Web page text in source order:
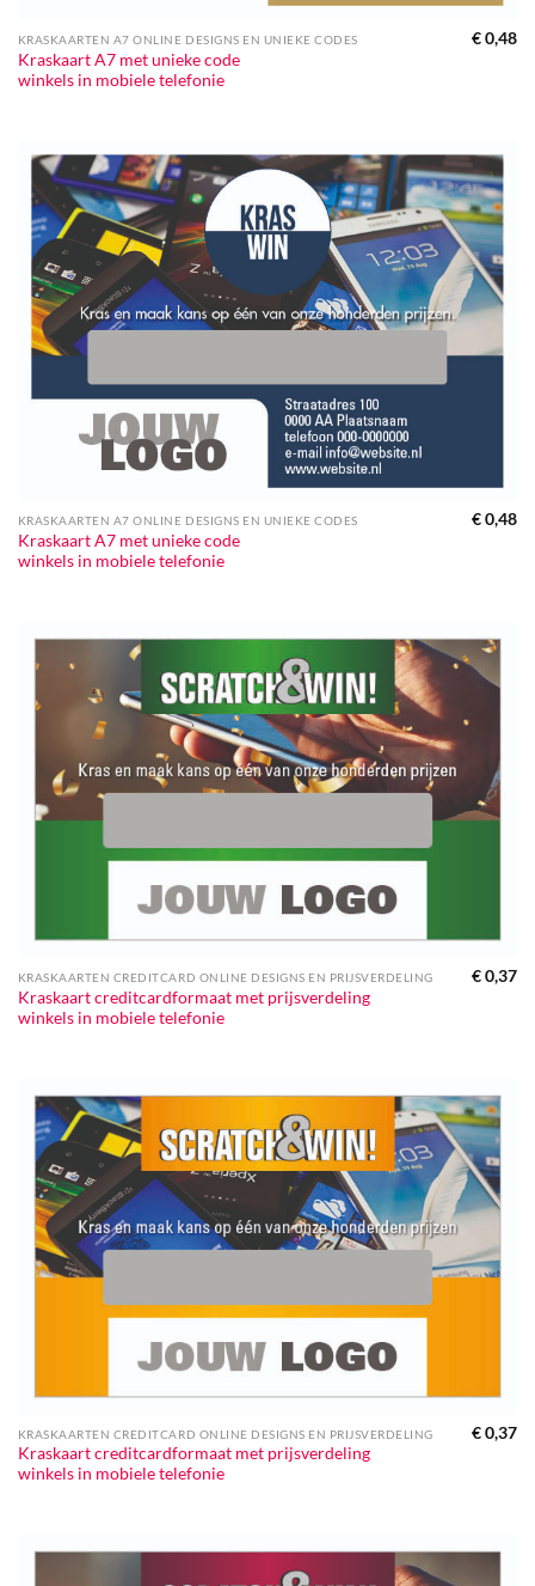
KRASKAARTEN A7 ONLINE DESIGNS EN UNIEKE CODES
Kraskaart A7 met unieke code
winkels in mobiele telefonie
€0,48
KRASKAARTEN A7 ONLINE DESIGNS EN UNIEKE CODES
Kraskaart A7 met unieke code
winkels in mobiele telefonie
€0,48
KRASKAARTEN CREDITCARD ONLINE DESIGNS EN PRIJSVERDELING
Kraskaart creditcardformaat met prijsverdeling
winkels in mobiele telefonie
€0,37
KRASKAARTEN CREDITCARD ONLINE DESIGNS EN PRIJSVERDELING
Kraskaart creditcardformaat met prijsverdeling
winkels in mobiele telefonie
€0,37